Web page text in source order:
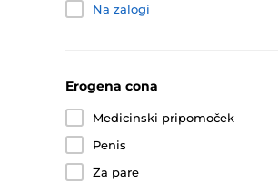
Na zalogi
Erogena cona
Medicinski pripomoček
Penis
Za pare